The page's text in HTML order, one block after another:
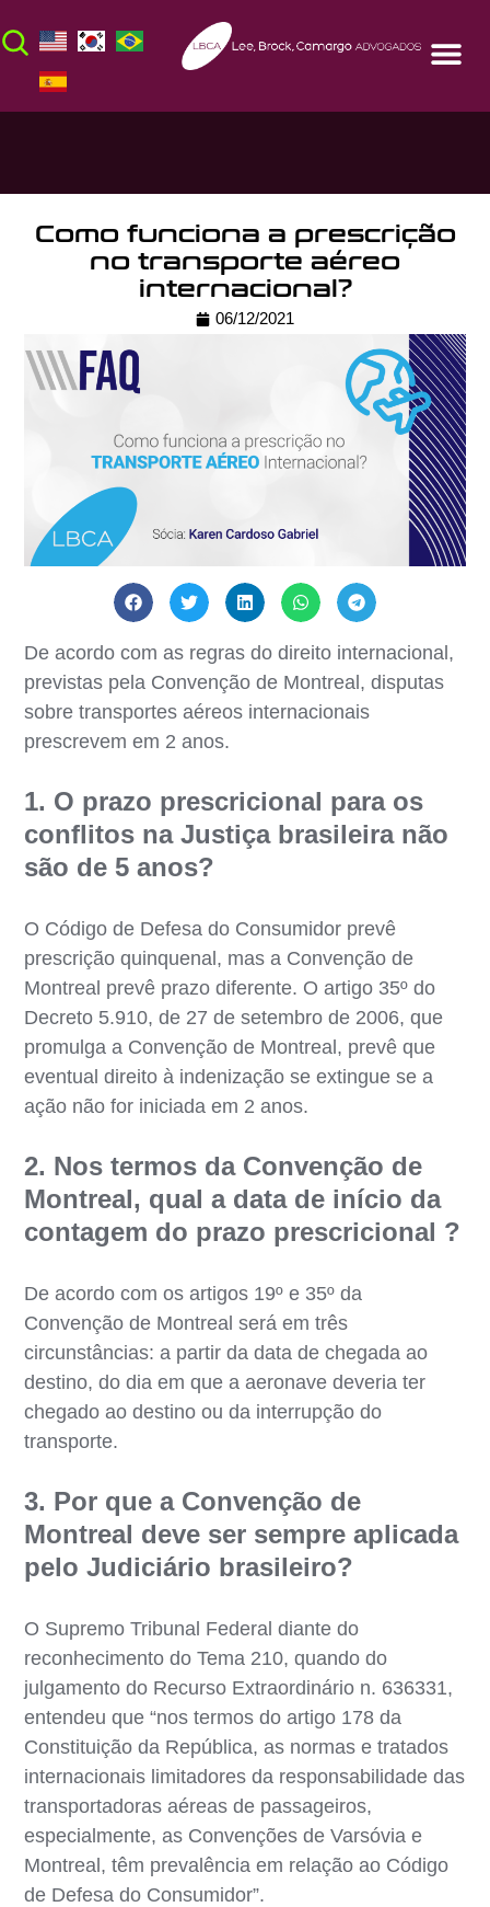
Como funciona a prescrição
no transporte aéreo
internacional?
06/12/2021
De acordo com as regras do direito internacional,
previstas pela Convenção de Montreal, disputas
sobre transportes aéreos internacionais
prescrevem em 2 anos.
1. O prazo prescricional para os
conflitos na Justiça brasileira não
são de 5 anos?
O Código de Defesa do Consumidor prevê
prescrição quinquenal, mas a Convenção de
Montreal prevê prazo diferente. O artigo 35º do
Decreto 5.910, de 27 de setembro de 2006, que
promulga a Convenção de Montreal, prevê que
eventual direito à indenização se extingue se a
ação não for iniciada em 2 anos.
2. Nos termos da Convenção de
Montreal, qual a data de início da
contagem do prazo prescricional ?
De acordo com os artigos 19º e 35º da
Convenção de Montreal será em três
circunstâncias: a partir da data de chegada ao
destino, do dia em que a aeronave deveria ter
chegado ao destino ou da interrupção do
transporte.
3. Por que a Convenção de
Montreal deve ser sempre aplicada
pelo Judiciário brasileiro?
O Supremo Tribunal Federal diante do
reconhecimento do Tema 210, quando do
julgamento do Recurso Extraordinário n. 636331,
entendeu que “nos termos do artigo 178 da
Constituição da República, as normas e tratados
internacionais limitadores da responsabilidade das
transportadoras aéreas de passageiros,
especialmente, as Convenções de Varsóvia e
Montreal, têm prevalência em relação ao Código
de Defesa do Consumidor”.